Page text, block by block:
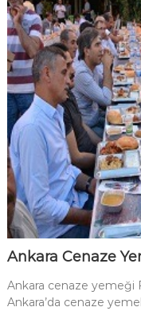
Ankara Cenaze
Ankara cenaze yemeği
Ankara’da cenaze